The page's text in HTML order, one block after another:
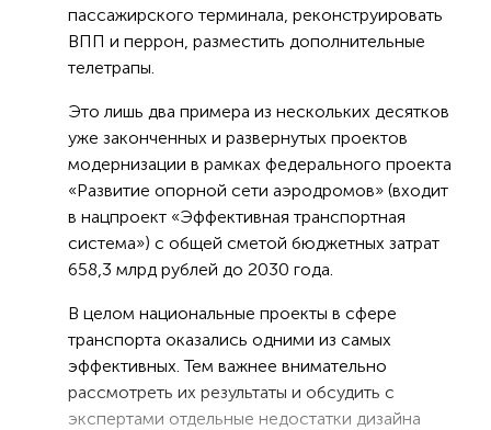
пассажирского терминала, реконструировать
ВПП и перрон, разместить дополнительные
телетрапы.
Это лишь два примера из нескольких десятков
уже законченных и развернутых проектов
модернизации в рамках федерального проекта
«Развитие опорной сети аэродромов» (входит
в нацпроект «Эффективная транспортная
система») с общей сметой бюджетных затрат
658,3 млрд рублей до 2030 года.
В целом национальные проекты в сфере
транспорта оказались одними из самых
эффективных. Тем важнее внимательно
рассмотреть их результаты и обсудить с
экспертами отдельные недостатки дизайна